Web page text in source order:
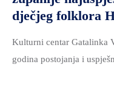
dječjeg folklora
Kulturni centar Gatalinka
godina postojanja i